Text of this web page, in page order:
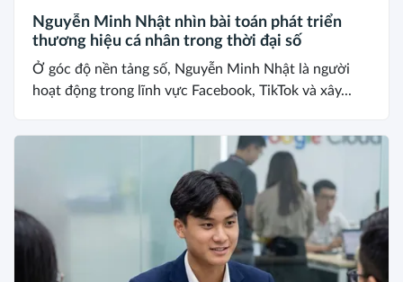
Nguyễn Minh Nhật nhìn bài toán phát triển
thương hiệu cá nhân trong thời đại số
Ở góc độ nền tảng số, Nguyễn Minh Nhật là người
hoạt động trong lĩnh vực Facebook, TikTok và xây...